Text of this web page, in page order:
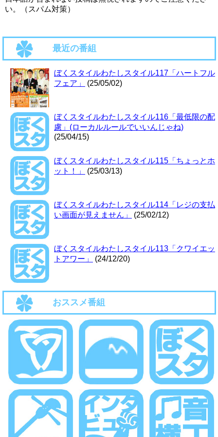
い。（スパム対策）
最近の番組
ぼくスタイルわたしスタイル117「ハートフル
フェア」
(25/05/02)
ぼくスタイルわたしスタイル116「最低限の配
慮」(ローカルルールでいいんじゃね)
(25/04/15)
ぼくスタイルわたしスタイル115「ちょっとホ
ット！」
(25/03/13)
ぼくスタイルわたしスタイル114「レジの支払
い画面が見えません」
(25/02/12)
ぼくスタイルわたしスタイル113「クワイエッ
トアワー」
(24/12/20)
おススメ番組